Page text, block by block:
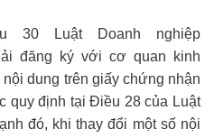
30 Luật Doanh nghiệp
đăng ký với cơ quan kinh
dung trên giấy chứng nhận
quy định tại Điều 28 của Luật
đó, khi thay đổi một số nội